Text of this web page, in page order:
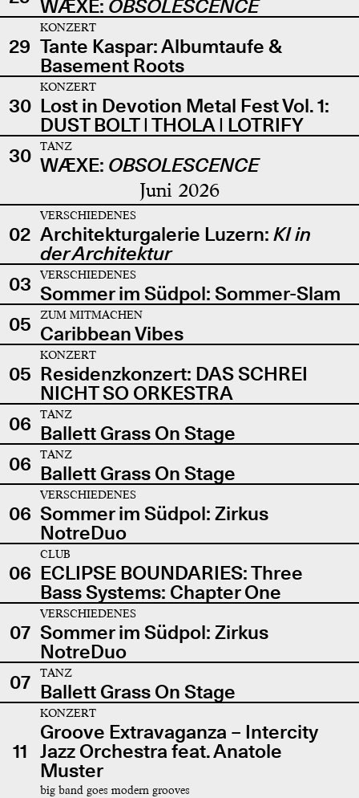
WÆXE: OBSOLESCENCE
29
KONZERT
Tante Kaspar: Albumtaufe &
Basement Roots
30
KONZERT
Lost in Devotion Metal Fest Vol. 1:
DUST BOLT | THOLA | LOTRIFY
30
TANZ
WÆXE: OBSOLESCENCE
Juni 2026
02
VERSCHIEDENES
Architekturgalerie Luzern: KI in
der Architektur
03
VERSCHIEDENES
Sommer im Südpol: Sommer-Slam
05
ZUM MITMACHEN
Caribbean Vibes
05
KONZERT
Residenzkonzert: DAS SCHREI
NICHT SO ORKESTRA
06
TANZ
Ballett Grass On Stage
06
TANZ
Ballett Grass On Stage
06
VERSCHIEDENES
Sommer im Südpol: Zirkus
NotreDuo
06
CLUB
ECLIPSE BOUNDARIES: Three
Bass Systems: Chapter One
07
VERSCHIEDENES
Sommer im Südpol: Zirkus
NotreDuo
07
TANZ
Ballett Grass On Stage
11
KONZERT
Groove Extravaganza – Intercity
Jazz Orchestra feat. Anatole
Muster
big band goes modern grooves